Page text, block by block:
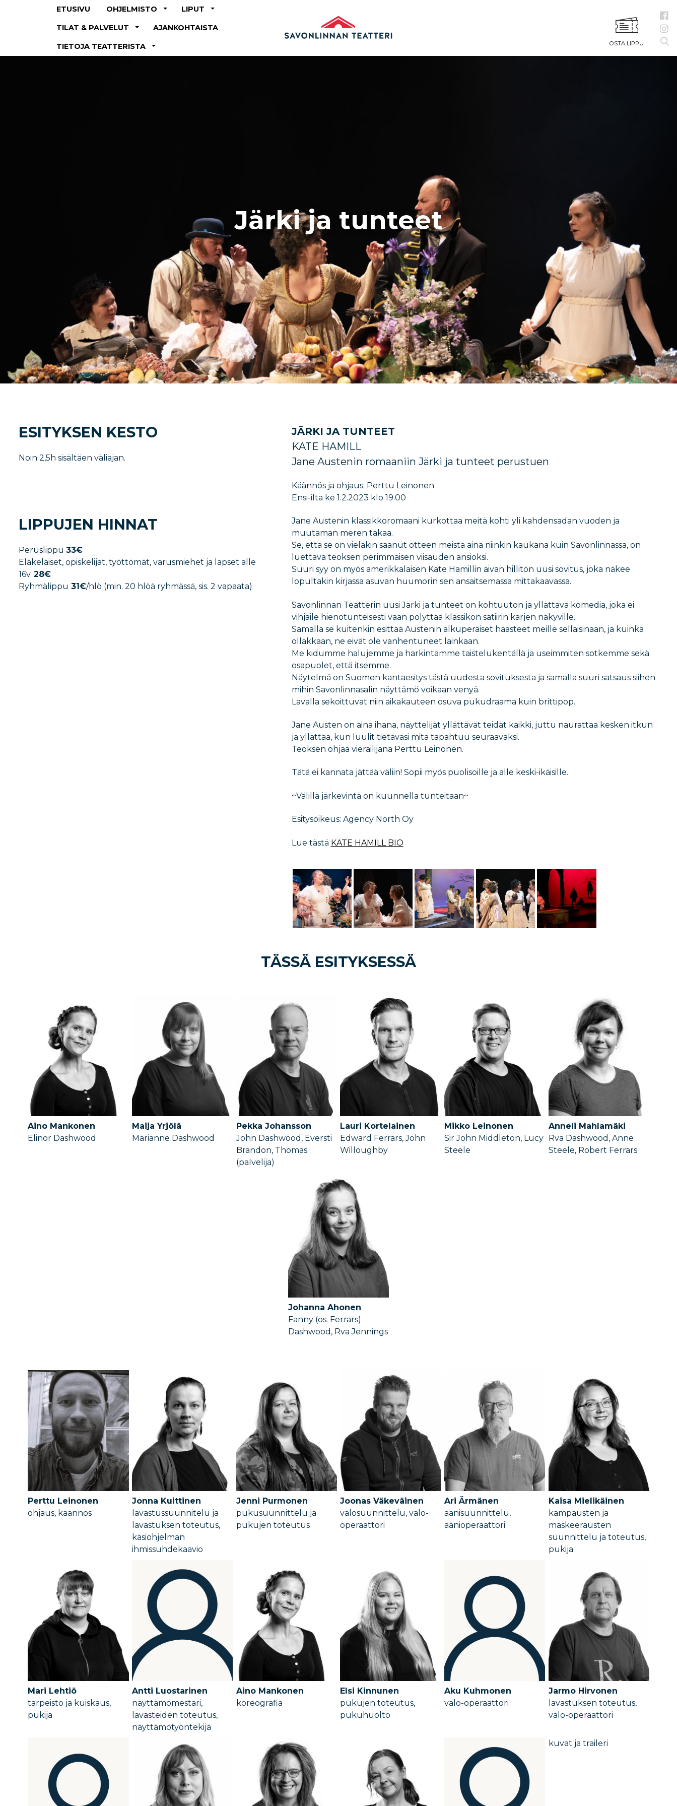
ETUSIVU OHJELMISTO LIPUT
TILAT & PALVELUT AJANKOHTAISTA
TIETOJA TEATTERISTA OSTA LIPPU
Järki ja tunteet
JÄRKI JA TUNTEET
KATE HAMILL
Jane Austenin romaaniin Järki ja tunteet perustuen
Käännös ja ohjaus: Perttu Leinonen
Ensi-ilta ke 1.2.2023 klo 19.00
Jane Austenin klassikkoromaani kurkottaa meitä kohti yli kahdensadan vuoden ja
muutaman meren takaa.
Se, että se on vieläkin saanut otteen meistä aina niinkin kaukana kuin Savonlinnassa, on
luettava teoksen perimmäisen viisauden ansioksi.
Suuri syy on myös amerikkalaisen Kate Hamillin aivan hillitön uusi sovitus, joka näkee
lopultakin kirjassa asuvan huumorin sen ansaitsemassa mittakaavassa.
Savonlinnan Teatterin uusi Järki ja tunteet on kohtuuton ja yllättävä komedia, joka ei
vihjaile hienotunteisesti vaan pölyttää klassikon satiirin kärjen näkyville.
Samalla se kuitenkin esittää Austenin alkuperäiset haasteet meille sellaisinaan, ja kuinka
ollakkaan, ne eivät ole vanhentuneet lainkaan.
Me kidumme halujemme ja harkintamme taistelukentällä ja useimmiten sotkemme sekä
osapuolet, että itsemme.
Näytelmä on Suomen kantaesitys tästä uudesta sovituksesta ja samalla suuri satsaus siihen
mihin Savonlinnasalin näyttämö voikaan venyä.
Lavalla sekoittuvat niin aikakauteen osuva pukudraama kuin brittipop.
Jane Austen on aina ihana, näyttelijät yllättävät teidät kaikki, juttu naurattaa kesken itkun
ja yllättää, kun luulit tietäväsi mitä tapahtuu seuraavaksi.
Teoksen ohjaa vierailijana Perttu Leinonen.
Tätä ei kannata jättää väliin! Sopii myös puolisoille ja alle keski-ikäisille.
~Välillä järkevintä on kuunnella tunteitaan~
Esitysoikeus: Agency North Oy
Lue tästä KATE HAMILL BIO
ESITYKSEN KESTO
Noin 2,5h sisältäen väliajan.
LIPPUJEN HINNAT
Peruslippu 33€
Eläkeläiset, opiskelijat, työttömät, varusmiehet ja lapset alle
16v. 28€
Ryhmälippu 31€/hlö (min. 20 hlöä ryhmässä, sis. 2 vapaata)
TÄSSÄ ESITYKSESSÄ
Aino Mankonen
Elinor Dashwood
Maija Yrjölä
Marianne Dashwood
Pekka Johansson
John Dashwood, Eversti
Brandon, Thomas
(palvelija)
Lauri Kortelainen
Edward Ferrars, John
Willoughby
Mikko Leinonen
Sir John Middleton, Lucy
Steele
Anneli Mahlamäki
Rva Dashwood, Anne
Steele, Robert Ferrars
Johanna Ahonen
Fanny (os. Ferrars)
Dashwood, Rva Jennings
Perttu Leinonen
ohjaus, käännös
Jonna Kuittinen
lavastussuunnitelu ja
lavastuksen toteutus,
käsiohjelman
ihmissuhdekaavio
Jenni Purmonen
pukusuunnittelu ja
pukujen toteutus
Joonas Väkeväinen
valosuunnittelu, valo-
operaattori
Ari Ärmänen
äänisuunnittelu,
äänioperaattori
Kaisa Mielikäinen
kampausten ja
maskeerausten
suunnittelu ja toteutus,
pukija
Mari Lehtiö
tarpeisto ja kuiskaus,
pukija
Antti Luostarinen
näyttämömestari,
lavasteiden toteutus,
näyttämötyöntekijä
Aino Mankonen
koreografia
Elsi Kinnunen
pukujen toteutus,
pukuhuolto
Aku Kuhmonen
valo-operaattori
Jarmo Hirvonen
lavastuksen toteutus,
valo-operaattori
kuvat ja traileri